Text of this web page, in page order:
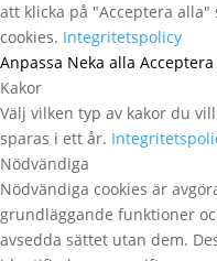
att klicka på "Acceptera
cookies. Integritetspolicy
Anpassa Neka alla
Kakor
Välj vilken typ av kakor du
sparas i ett år.
Nödvändiga
Nödvändiga cookies är
grundläggande funktioner
avsedda sättet utan dem.